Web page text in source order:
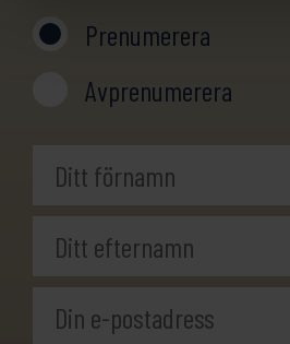
Prenumerera
Avprenumerera